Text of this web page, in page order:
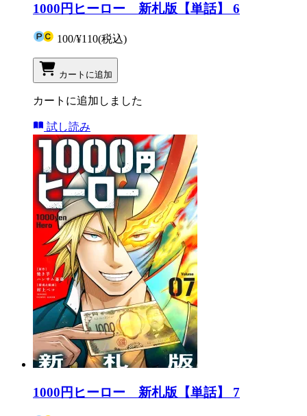
1000円ヒーロー 新札版【単話】 6
100/¥110(税込)
カートに追加
カートに追加しました
試し読み
1000円ヒーロー 新札版【単話】 7